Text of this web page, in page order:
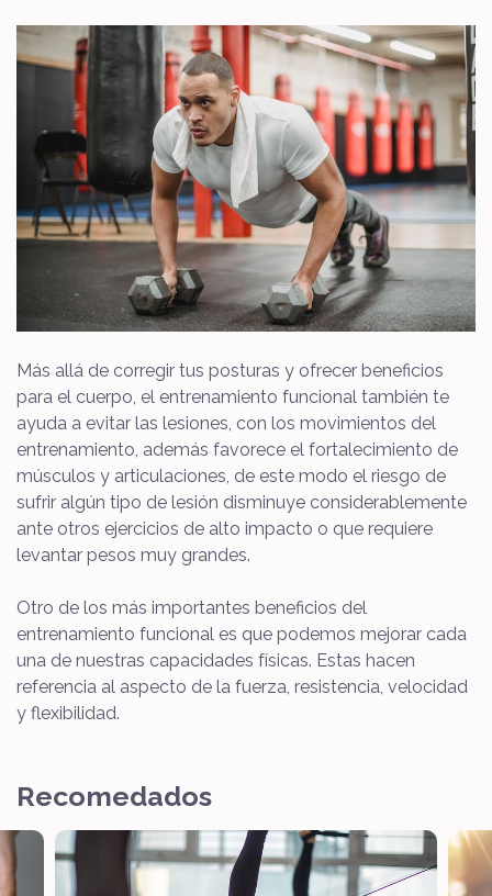
Más allá de corregir tus posturas y ofrecer beneficios
para el cuerpo, el entrenamiento funcional también te
ayuda a evitar las lesiones, con los movimientos del
entrenamiento, además favorece el fortalecimiento de
músculos y articulaciones, de este modo el riesgo de
sufrir algún tipo de lesión disminuye considerablemente
ante otros ejercicios de alto impacto o que requiere
levantar pesos muy grandes.
Otro de los más importantes beneficios del
entrenamiento funcional es que podemos mejorar cada
una de nuestras capacidades físicas. Estas hacen
referencia al aspecto de la fuerza, resistencia, velocidad
y flexibilidad.
Recomedados